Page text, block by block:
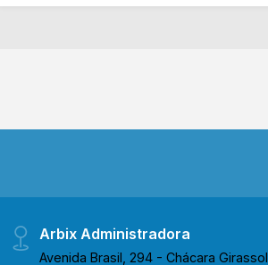
escola Maria José de Mattos,
Arbix Administradora
Avenida Brasil, 294 - Chácara Girassol,